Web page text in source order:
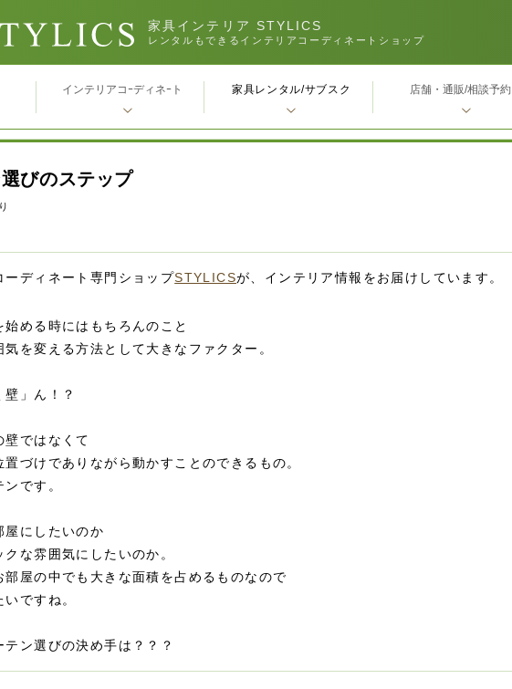
家具インテリア STYLICS
レンタルもできるインテリアコーディネートショップ
びのステップ
ーディネート専門ショップSTYLICSが、インテリア情報をお届けしています。
始める時にはもちろんのこと
気を変える方法として大きなファクター。
壁」ん！？
壁ではなくて
置づけでありながら動かすことのできるもの。
です。
屋にしたいのか
クな雰囲気にしたいのか。
部屋の中でも大きな面積を占めるものなので
ですね。
ン選びの決め手は？？？
インテリアコｰディネｰト 家具レンタル/サブスク 店舗・通販/相談予約